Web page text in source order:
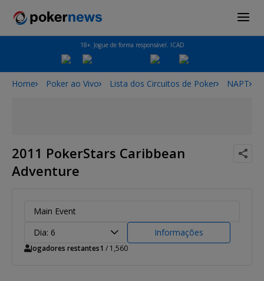
18+. Jogue de forma responsável. ICAD
Home Poker ao Vivo Lista dos Circuitos de Poker NAPT
2011 PokerStars Caribbean
Adventure
Main Event
Dia: 6
Informações
Jogadores restantes1 / 1,560